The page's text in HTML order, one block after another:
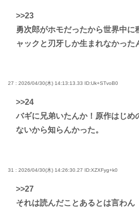
>>23
勇次郎がホモだったから世界中に
ャックと刃牙しか生まれなかった
27 : 2026/04/30(木) 14:13:13.33 ID:Uk+STvoB0
>>24
バギに兄弟いたんか！原作はじめ
ないから知らんかった。
31 : 2026/04/30(木) 14:26:30.27 ID:XZXFyg+k0
>>27
それは読んだことあるとは言わん